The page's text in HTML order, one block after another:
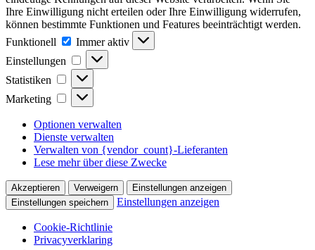
Ihre Einwilligung nicht erteilen oder Ihre Einwilligung widerrufen,
können bestimmte Funktionen und Features beeinträchtigt werden.
Funktionell
Funktionell
Immer aktiv
Einstellungen
Einstellungen
Statistiken Statistiken
Marketing Marketing
Optionen verwalten
Dienste verwalten
Verwalten von {vendor_count}-Lieferanten
Lese mehr über diese Zwecke
Akzeptieren Verweigern
Einstellungen anzeigen
Einstellungen speichern
Einstellungen anzeigen
Cookie-Richtlinie
Privacyverklaring